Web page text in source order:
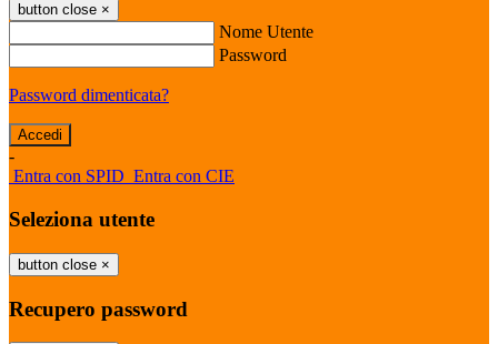
button close ×
Nome Utente
Password
Password dimenticata?
-
Entra con SPID Entra con CIE
Seleziona utente
button close ×
Recupero password